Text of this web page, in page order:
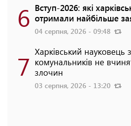
6 Вступ-2026: які
отримали найбільше
04 серпня, 2026 - 09:48
7 Харківський науковець
комунальників не
злочин
03 серпня, 2026 - 13:20